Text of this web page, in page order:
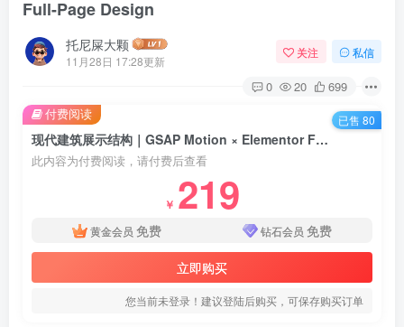
Full-Page Design
托尼屎大颗
11月28日 17:28更新
关注 私信
0 20 699
现代建筑展示结构｜GSAP Motion × Elementor Full-Page Design
此内容为付费阅读，请付费后查看
￥ 219
黄金会员 免费 钻石会员 免费
立即购买
您当前未登录！建议登陆后购买，可保存购买订单
付费阅读 已售 80